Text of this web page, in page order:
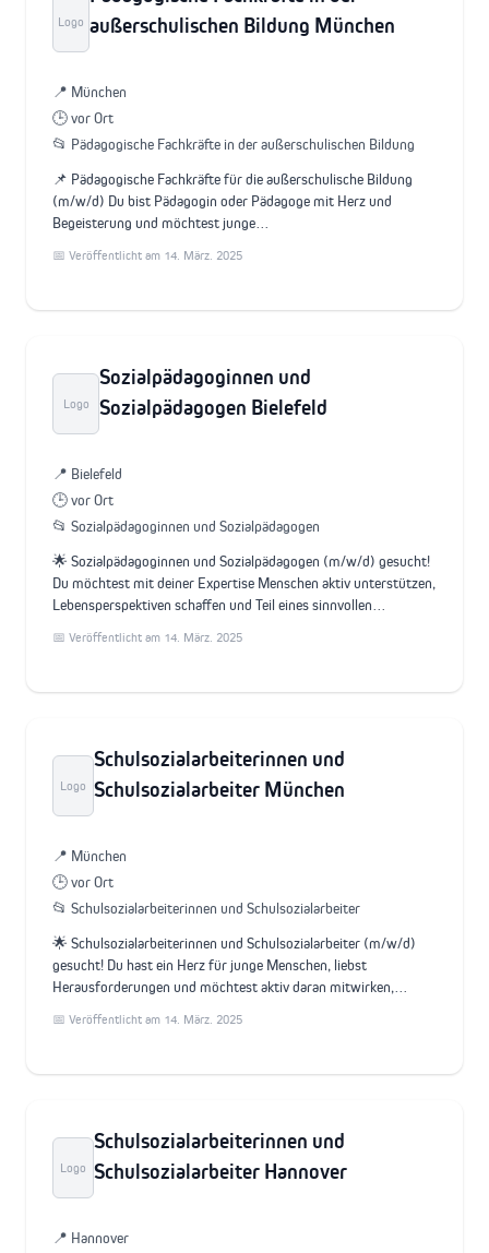
Logo außerschulischen Bildung München
📍 München
🕒 vor Ort
📂 Pädagogische Fachkräfte in der außerschulischen Bildung
📌 Pädagogische Fachkräfte für die außerschulische Bildung
(m/w/d) Du bist Pädagogin oder Pädagoge mit Herz und
Begeisterung und möchtest junge…
📅 Veröffentlicht am 14. März. 2025
Logo
Sozialpädagoginnen und
Sozialpädagogen Bielefeld
📍 Bielefeld
🕒 vor Ort
📂 Sozialpädagoginnen und Sozialpädagogen
🌟 Sozialpädagoginnen und Sozialpädagogen (m/w/d) gesucht!
Du möchtest mit deiner Expertise Menschen aktiv unterstützen,
Lebensperspektiven schaffen und Teil eines sinnvollen…
📅 Veröffentlicht am 14. März. 2025
Logo
Schulsozialarbeiterinnen und
Schulsozialarbeiter München
📍 München
🕒 vor Ort
📂 Schulsozialarbeiterinnen und Schulsozialarbeiter
🌟 Schulsozialarbeiterinnen und Schulsozialarbeiter (m/w/d)
gesucht! Du hast ein Herz für junge Menschen, liebst
Herausforderungen und möchtest aktiv daran mitwirken,…
📅 Veröffentlicht am 14. März. 2025
Logo
Schulsozialarbeiterinnen und
Schulsozialarbeiter Hannover
📍 Hannover